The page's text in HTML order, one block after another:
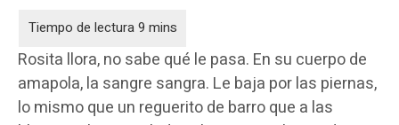
Rosita llora, no sabe qué le pasa. En su cuerpo de
amapola, la sangre sangra. Le baja por las piernas,
lo mismo que un reguerito de barro que a las